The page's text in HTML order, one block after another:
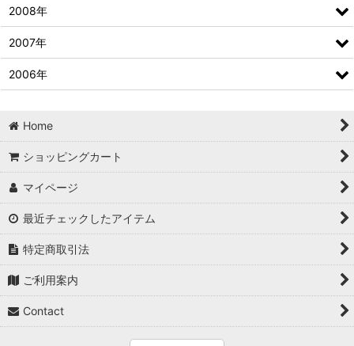
2008年
2007年
2006年
Home
ショッピングカート
マイページ
最近チェックしたアイテム
特定商取引法
ご利用案内
Contact